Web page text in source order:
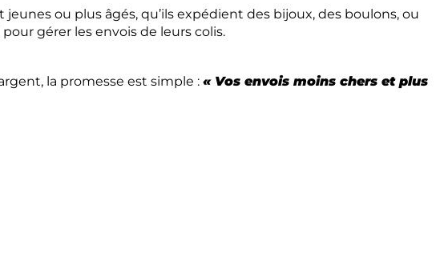
jeunes ou plus âgés, qu’ils expédient des bijoux, des boulons, ou
gérer les envois de leurs colis.
la promesse est simple : « Vos envois moins chers et plus